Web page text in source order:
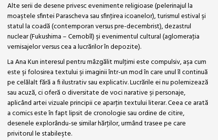
Alte serii de desene privesc evenimente religioase (pelerinajul la
moaştele sfintei Parascheva sau sfinţirea icoanelor), turismul estival şi
statul la coadă (contemporan versus pre-decembrist), dezastrul
nuclear (Fukushima – Cernobîl) şi evenimentul cultural (aglomeraţia
vernisajelor versus cea a lucrărilor în depozite).
La Ana Kun interesul pentru mâzgălit mulţimi este compulsiv, aşa cum
este şi folosirea textului şi imaginii într-un mod în care unul îl continuă
pe celălalt fără a fi ilustrativ sau explicativ. Lucrările ei nu polemizează
sau acuză, ci oferă o diversitate de voci narative şi personaje,
aplicând artei vizuale principii ce aparţin textului literar. Ceea ce arată
a comics este în fapt lipsit de cronologie sau ordine de citire,
desenele explorându-se similar hărţilor, urmând trasee pe care
privitorul le stabileşte.